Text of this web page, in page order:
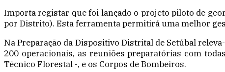
Importa registar que foi lançado o projeto piloto de
por Distrito). Esta ferramenta permitirá uma melhor
Na Preparação da Dispositivo Distrital de Setúbal
200 operacionais, as reuniões preparatórias com
Técnico Florestal -, e os Corpos de Bombeiros.